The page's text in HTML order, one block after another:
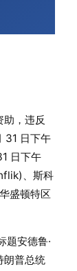
助，违反
31 日下午
日下午
、斯科
盛顿特区
题安德鲁·
朗普总统